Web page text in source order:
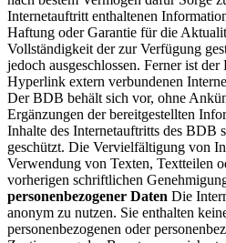
Internetauftritt enthaltenen
Haftung oder Garantie für die
Vollständigkeit der zur Verfügung
jedoch ausgeschlossen. Ferner ist
Hyperlink extern verbundenen
Der BDB behält sich vor, ohne
Ergänzungen der bereitgestellten
Inhalte des Internetauftritts des BDB
geschützt. Die Vervielfältigung von
Verwendung von Texten, Textteilen
vorherigen schriftlichen
personenbezogener Daten Die
anonym zu nutzen. Sie enthalten
personenbezogenen oder